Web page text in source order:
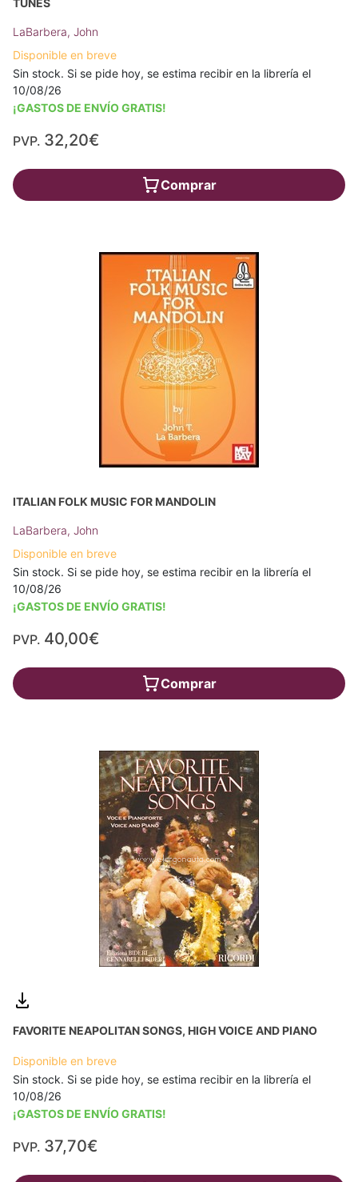
TUNES
LaBarbera, John
Disponible en breve
Sin stock. Si se pide hoy, se estima recibir en la librería el
10/08/26
¡GASTOS DE ENVÍO GRATIS!
PVP. 32,20€
Comprar
ITALIAN FOLK MUSIC FOR MANDOLIN
LaBarbera, John
Disponible en breve
Sin stock. Si se pide hoy, se estima recibir en la librería el
10/08/26
¡GASTOS DE ENVÍO GRATIS!
PVP. 40,00€
Comprar
FAVORITE NEAPOLITAN SONGS, HIGH VOICE AND PIANO
Disponible en breve
Sin stock. Si se pide hoy, se estima recibir en la librería el
10/08/26
¡GASTOS DE ENVÍO GRATIS!
PVP. 37,70€